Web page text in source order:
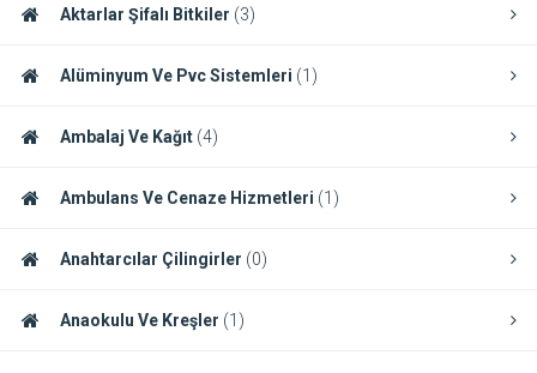
Aktarlar Şifalı Bitkiler (3)
Alüminyum Ve Pvc Sistemleri (1)
Ambalaj Ve Kağıt (4)
Ambulans Ve Cenaze Hizmetleri (1)
Anahtarcılar Çilingirler (0)
Anaokulu Ve Kreşler (1)